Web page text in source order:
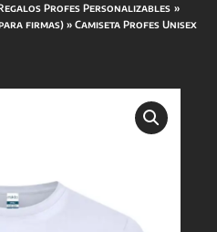
Profes Personalizables
firmas)
Camiseta Profes Unisex